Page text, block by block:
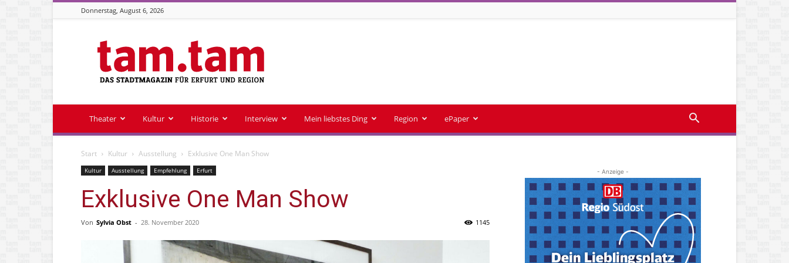
Donnerstag, August 6, 2026
Stadtmagazin
tam.tam
Theater Kultur Historie Interview Mein liebstes Ding Region ePaper
Start Kultur Ausstellung Exklusive One Man Show
Kultur Ausstellung Empfehlung Erfurt
Exklusive One Man Show
Von Sylvia Obst - 28. November 2020 1145
- Anzeige -